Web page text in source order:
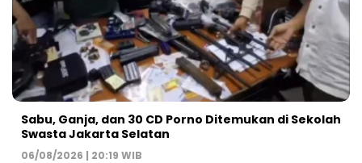
Sabu, Ganja, dan 30 CD Porno Ditemukan di Sekolah
Swasta Jakarta Selatan
06/08/2026 | 20:19 WIB